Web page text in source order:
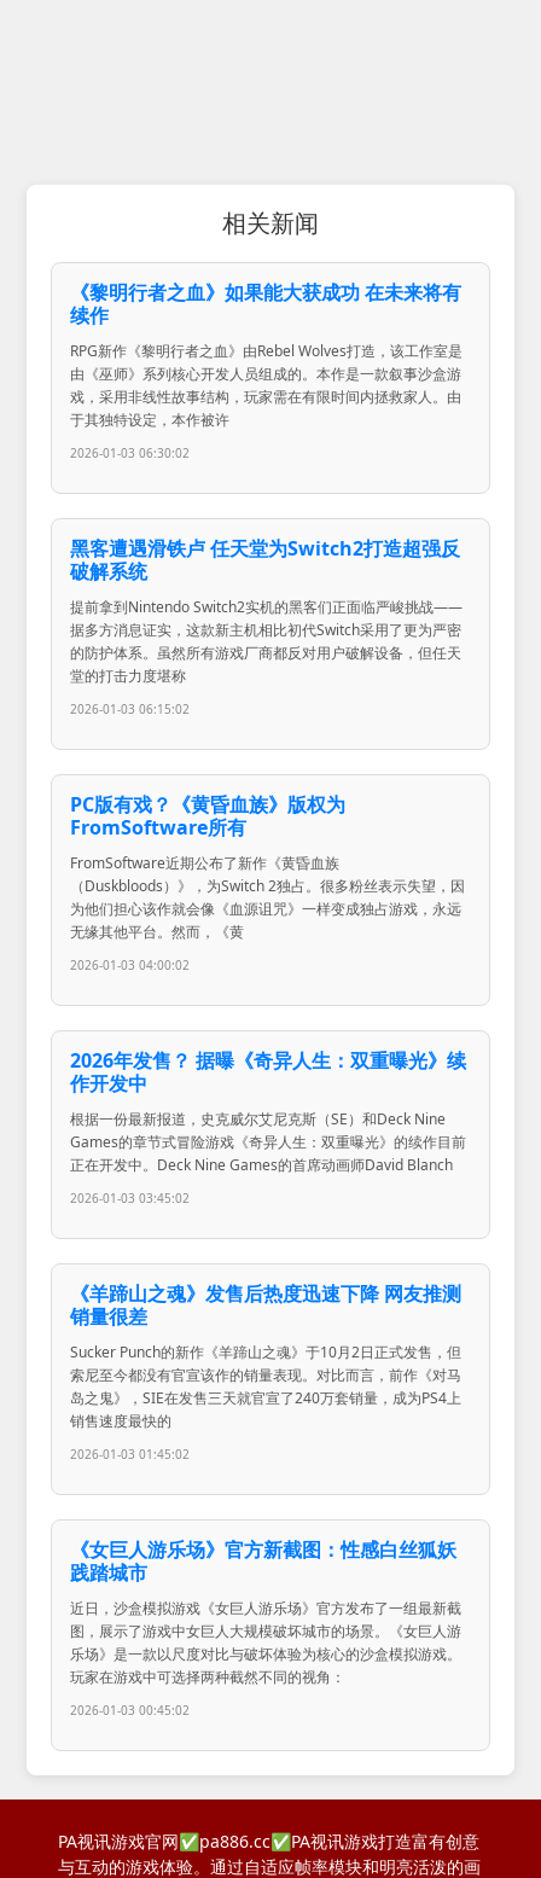
相关新闻
《黎明行者之血》如果能大获成功 在未来将有
续作
RPG新作《黎明行者之血》由Rebel Wolves打造，该工作室是
由《巫师》系列核心开发人员组成的。本作是一款叙事沙盒游
戏，采用非线性故事结构，玩家需在有限时间内拯救家人。由
于其独特设定，本作被许
2026-01-03 06:30:02
黑客遭遇滑铁卢 任天堂为Switch2打造超强反
破解系统
提前拿到Nintendo Switch2实机的黑客们正面临严峻挑战——
据多方消息证实，这款新主机相比初代Switch采用了更为严密
的防护体系。虽然所有游戏厂商都反对用户破解设备，但任天
堂的打击力度堪称
2026-01-03 06:15:02
PC版有戏？《黄昏血族》版权为
FromSoftware所有
FromSoftware近期公布了新作《黄昏血族
（Duskbloods）》，为Switch 2独占。很多粉丝表示失望，因
为他们担心该作就会像《血源诅咒》一样变成独占游戏，永远
无缘其他平台。然而，《黄
2026-01-03 04:00:02
2026年发售？ 据曝《奇异人生：双重曝光》续
作开发中
根据一份最新报道，史克威尔艾尼克斯（SE）和Deck Nine
Games的章节式冒险游戏《奇异人生：双重曝光》的续作目前
正在开发中。Deck Nine Games的首席动画师David Blanch
2026-01-03 03:45:02
《羊蹄山之魂》发售后热度迅速下降 网友推测
销量很差
Sucker Punch的新作《羊蹄山之魂》于10月2日正式发售，但
索尼至今都没有官宣该作的销量表现。对比而言，前作《对马
岛之鬼》，SIE在发售三天就官宣了240万套销量，成为PS4上
销售速度最快的
2026-01-03 01:45:02
《女巨人游乐场》官方新截图：性感白丝狐妖
践踏城市
近日，沙盒模拟游戏《女巨人游乐场》官方发布了一组最新截
图，展示了游戏中女巨人大规模破坏城市的场景。《女巨人游
乐场》是一款以尺度对比与破坏体验为核心的沙盒模拟游戏。
玩家在游戏中可选择两种截然不同的视角：
2026-01-03 00:45:02
PA视讯游戏官网✅pa886.cc✅PA视讯游戏打造富有创意
与互动的游戏体验。通过自适应帧率模块和明亮活泼的画